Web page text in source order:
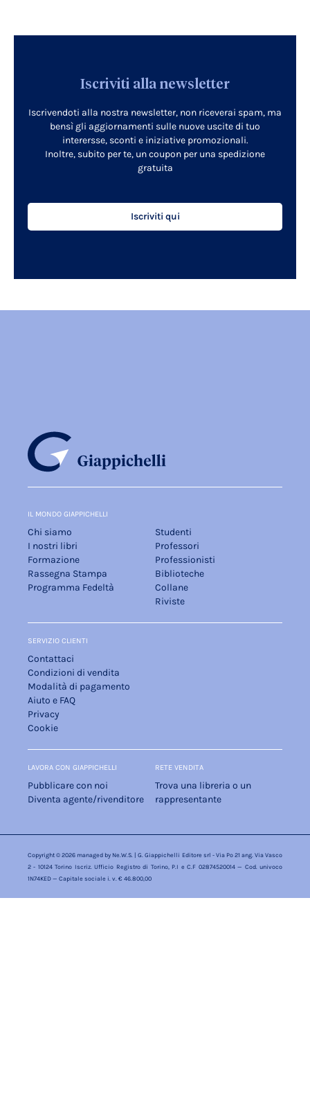
Iscriviti alla newsletter
Iscrivendoti alla nostra newsletter, non riceverai spam, ma
bensì gli aggiornamenti sulle nuove uscite di tuo
interersse, sconti e iniziative promozionali.
Inoltre, subito per te, un coupon per una spedizione
gratuita
Iscriviti qui
IL MONDO GIAPPICHELLI
Chi siamo
I nostri libri
Formazione
Rassegna Stampa
Programma Fedeltà
Studenti
Professori
Professionisti
Biblioteche
Collane
Riviste
SERVIZIO CLIENTI
Contattaci
Condizioni di vendita
Modalità di pagamento
Aiuto e FAQ
Privacy
Cookie
LAVORA CON GIAPPICHELLI
Pubblicare con noi
Diventa agente/rivenditore
RETE VENDITA
Trova una libreria o un
rappresentante
Copyright © 2026 managed by Ne.W.S. | G. Giappichelli Editore srl - Via Po 21 ang. Via Vasco
2 - 10124 Torino Iscriz. Ufficio Registro di Torino, P.I e C.F 02874520014 — Cod. univoco
1N74KED — Capitale sociale i. v. € 46.800,00